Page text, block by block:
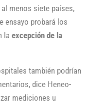
menos siete países,
ensayo probará los
la excepción de la
también podrían
dice Heneo-
mediciones u